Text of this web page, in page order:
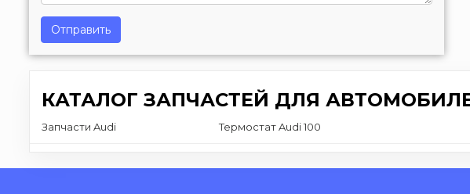
Отправить
КАТАЛОГ ЗАПЧАСТЕЙ ДЛЯ
Запчасти Audi Термостат Audi 100